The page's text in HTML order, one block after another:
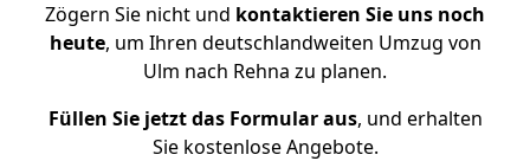
Zögern Sie nicht und kontaktieren Sie uns noch
heute, um Ihren deutschlandweiten Umzug von
Ulm nach Rehna zu planen.
Füllen Sie jetzt das Formular aus, und erhalten
Sie kostenlose Angebote.